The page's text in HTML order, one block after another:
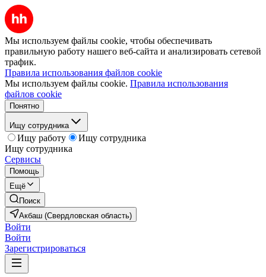
Мы используем файлы cookie, чтобы обеспечивать
правильную работу нашего веб-сайта и анализировать сетевой
трафик.
Правила использования файлов cookie
Мы используем файлы cookie. Правила использования
файлов cookie
Понятно
Ищу сотрудника
Ищу работу
Ищу сотрудника
Ищу сотрудника
Сервисы
Помощь
Ещё
Поиск
Акбаш (Свердловская область)
Войти
Войти
Зарегистрироваться